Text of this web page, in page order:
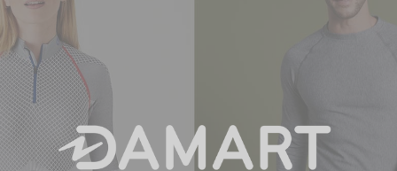
/ CORSA
/ VIAGGIO
/ NUOTO
SPORT